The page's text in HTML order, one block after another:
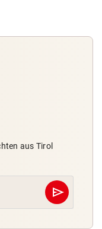
aus Tirol
send
Abschicken